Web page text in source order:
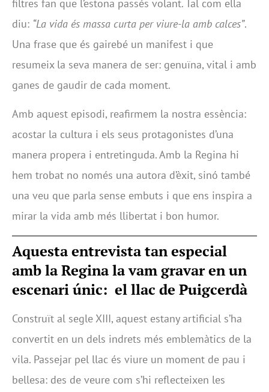
filtres fan que l’estona passés volant. Tal com ella
diu: “La vida és massa curta per viure-la amb calces”.
Una frase que és gairebé un manifest i que
resumeix la seva manera de ser: genuïna, vital i amb
ganes de gaudir de cada moment.
Amb aquest episodi, reafirmem la nostra essència:
acostar la cultura i els seus protagonistes d’una
manera propera i entretinguda. Amb la Regina hi
hem trobat no només una autora d’èxit, sinó també
una veu que parla sense embuts i que ens inspira a
mirar la vida amb més llibertat i bon humor.
Aquesta entrevista tan especial
amb la Regina la vam gravar en un
escenari únic: el llac de Puigcerdà
Construït al segle XIII, aquest estany artificial s’ha
convertit en un dels indrets més emblemàtics de la
vila. Passejar pel llac és viure un moment de pau i
bellesa: des de veure com s’hi reflecteixen les